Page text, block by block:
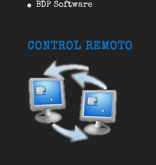
BDP Software
CONTROL REMOTO